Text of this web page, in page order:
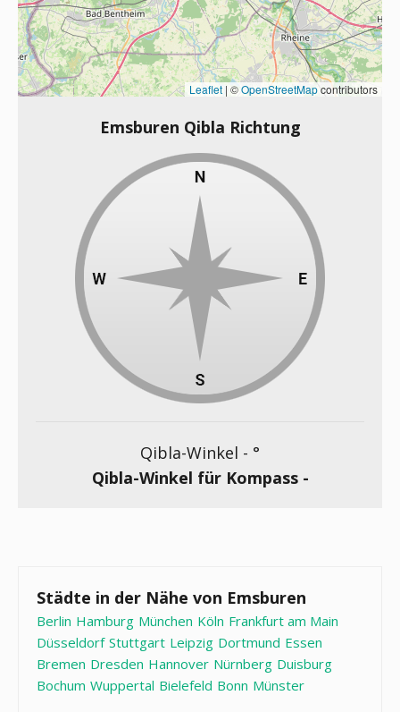
Leaflet | ©OpenStreetMapcontributors
Emsburen Qibla Richtung
Qibla-Winkel - °
Qibla-Winkel für Kompass -
Städte in der Nähe von Emsburen
Berlin Hamburg München Köln Frankfurt am Main
Düsseldorf Stuttgart Leipzig Dortmund Essen
Bremen Dresden Hannover Nürnberg Duisburg
Bochum Wuppertal Bielefeld Bonn Münster